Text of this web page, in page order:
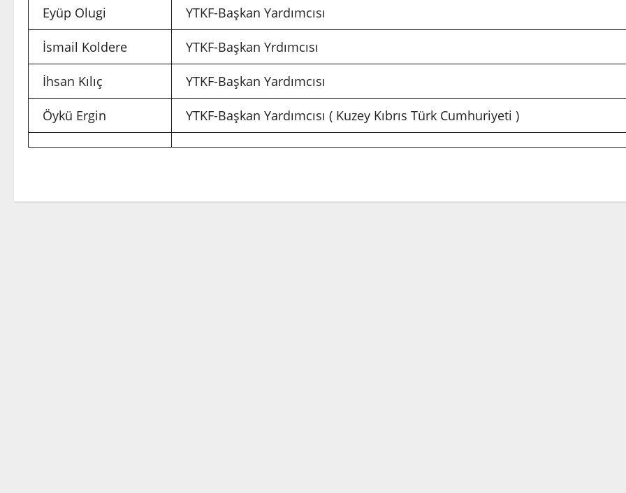
Eyüp Olugi YTKF-Başkan Yardımcısı
İsmail Koldere YTKF-Başkan Yrdımcısı
İhsan Kılıç YTKF-Başkan Yardımcısı
Öykü Ergin YTKF-Başkan Yardımcısı ( Kuzey Kıbrıs Türk Cumhuriyeti )